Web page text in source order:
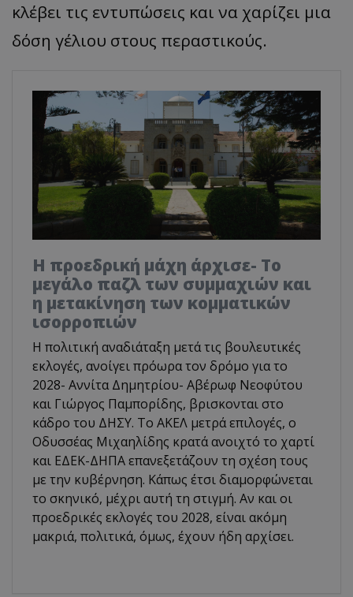
κλέβει τις εντυπώσεις και να χαρίζει μια
δόση γέλιου στους περαστικούς.
Η προεδρική μάχη άρχισε- Το
μεγάλο παζλ των συμμαχιών και
η μετακίνηση των κομματικών
ισορροπιών
Η πολιτική αναδιάταξη μετά τις βουλευτικές
εκλογές, ανοίγει πρόωρα τον δρόμο για το
2028- Αννίτα Δημητρίου- Αβέρωφ Νεοφύτου
και Γιώργος Παμπορίδης, βρισκονται στο
κάδρο του ΔΗΣΥ. Το ΑΚΕΛ μετρά επιλογές, ο
Οδυσσέας Μιχαηλίδης κρατά ανοιχτό το χαρτί
και ΕΔΕΚ-ΔΗΠΑ επανεξετάζουν τη σχέση τους
με την κυβέρνηση. Κάπως έτσι διαμορφώνεται
το σκηνικό, μέχρι αυτή τη στιγμή. Αν και οι
προεδρικές εκλογές του 2028, είναι ακόμη
μακριά, πολιτικά, όμως, έχουν ήδη αρχίσει.